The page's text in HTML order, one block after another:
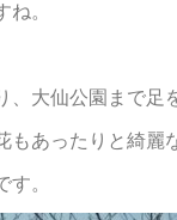
。
大仙公園まで足
あったりと綺麗
。